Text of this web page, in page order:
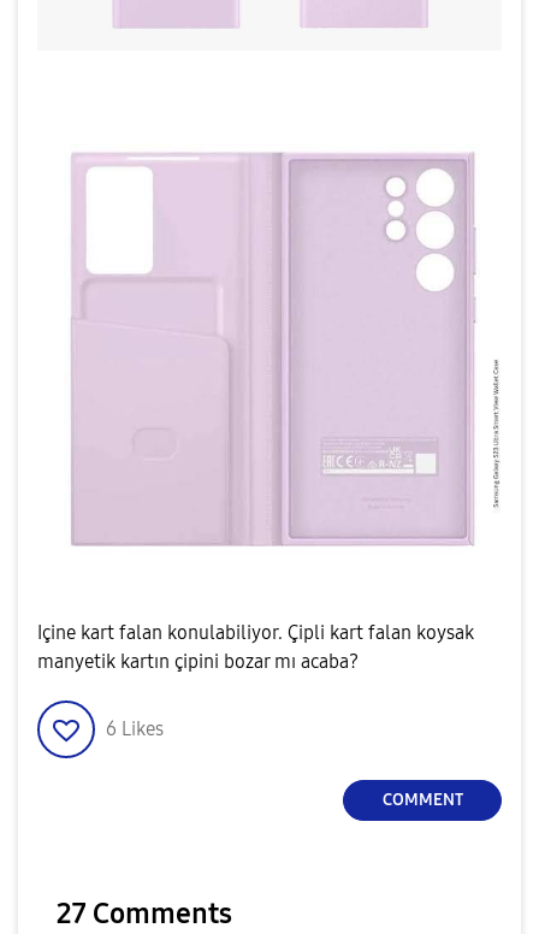
Içine kart falan konulabiliyor. Çipli kart falan koysak
manyetik kartın çipini bozar mı acaba?
6 Likes
COMMENT
27 Comments